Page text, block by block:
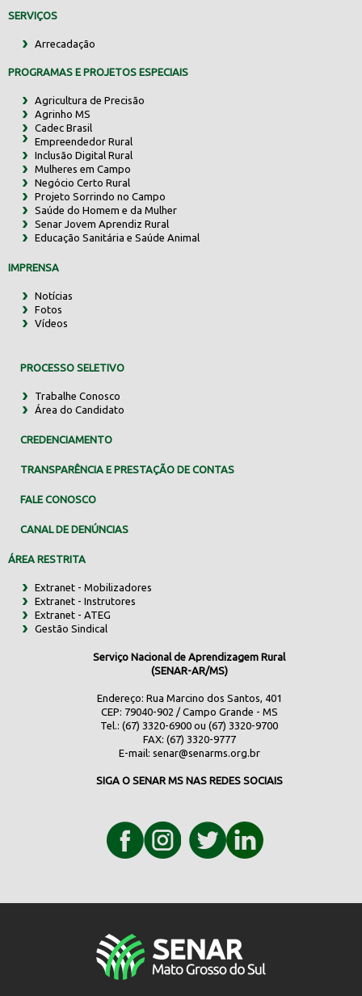
SERVIÇOS
Arrecadação
PROGRAMAS E PROJETOS ESPECIAIS
Agricultura de Precisão
Agrinho MS
Cadec Brasil
Empreendedor Rural
Inclusão Digital Rural
Mulheres em Campo
Negócio Certo Rural
Projeto Sorrindo no Campo
Saúde do Homem e da Mulher
Senar Jovem Aprendiz Rural
Educação Sanitária e Saúde Animal
IMPRENSA
Notícias
Fotos
Vídeos
PROCESSO SELETIVO
Trabalhe Conosco
Área do Candidato
CREDENCIAMENTO
TRANSPARÊNCIA E PRESTAÇÃO DE CONTAS
FALE CONOSCO
CANAL DE DENÚNCIAS
ÁREA RESTRITA
Extranet - Mobilizadores
Extranet - Instrutores
Extranet - ATEG
Gestão Sindical
Serviço Nacional de Aprendizagem Rural
(SENAR-AR/MS)
Endereço: Rua Marcino dos Santos, 401
CEP: 79040-902 / Campo Grande - MS
Tel.: (67) 3320-6900 ou (67) 3320-9700
FAX: (67) 3320-9777
E-mail: senar@senarms.org.br
SIGA O SENAR MS NAS REDES SOCIAIS